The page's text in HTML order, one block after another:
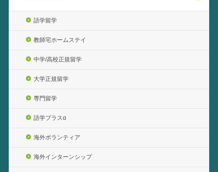
語学留学
教師宅ホームステイ
中学/高校正規留学
大学正規留学
専門留学
語学プラスα
海外ボランティア
海外インターンシップ